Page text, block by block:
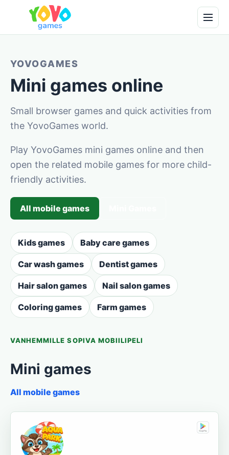
YOVOGAMES
Mini games online
Small browser games and quick activities from
the YovoGames world.
Play YovoGames mini games online and then
open the related mobile games for more child-
friendly activities.
All mobile games
Kids games Baby care games
Car wash games Dentist games
Hair salon games Nail salon games
Coloring games Farm games
VANHEMMILLE SOPIVA MOBIILIPELI
Mini games
All mobile games